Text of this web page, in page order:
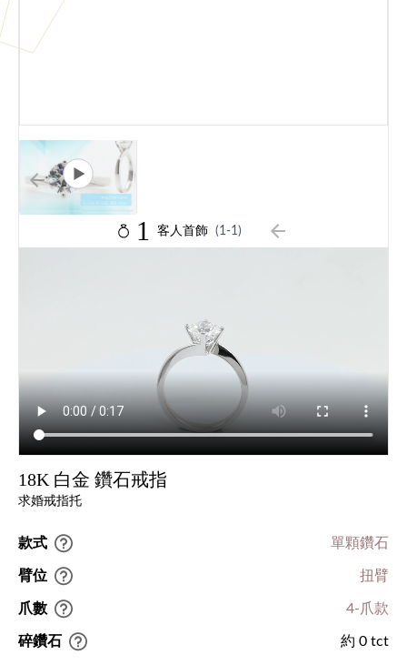
1 客人首飾 (1-1)
18K 白金 鑽石戒指
求婚戒指托
款式 單顆鑽石
臂位 扭臂
爪數 4-爪款
碎鑽石 約 0 tct